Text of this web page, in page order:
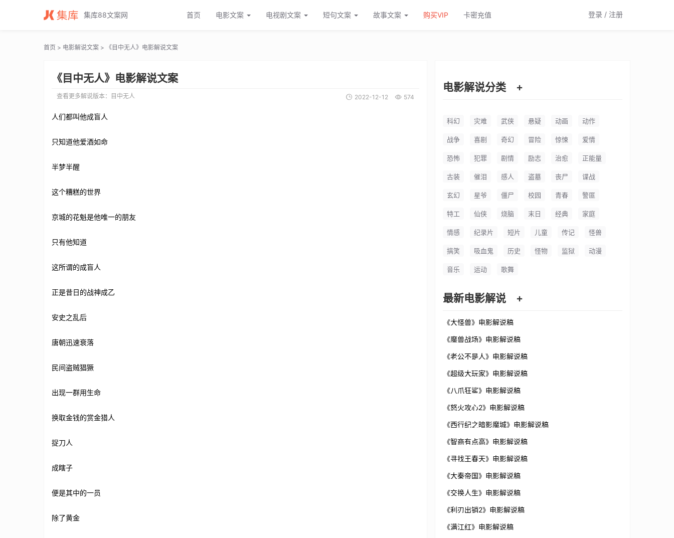
目中无人电影解说文案_目中无人电影解说词_目中无人电影解说稿
集库88文案网 首页 电影文案 电视剧文案 短句文案 故事文案 购买VIP 卡密充值 登录 / 注册
首页 > 电影解说文案 > 《目中无人》电影解说文案
《目中无人》电影解说文案
查看更多解说版本： 目中无人 2022-12-12 574
人们都叫他成盲人
只知道他爱酒如命
半梦半醒
这个糟糕的世界
京城的花魁是他唯一的朋友
只有他知道
这所谓的成盲人
正是昔日的战神成乙
安史之乱后
唐朝迅速衰落
民间盗贼猖獗
出现一群用生命
换取金钱的赏金猎人
捉刀人
成瞎子
便是其中的一员
除了黄金
电影解说分类 +
科幻 灾难 武侠 悬疑 动画 动作
战争 喜剧 奇幻 冒险 惊悚 爱情
恐怖 犯罪 剧情 励志 治愈 正能量
古装 催泪 感人 盗墓 丧尸 谍战
玄幻 星爷 僵尸 校园 青春 警匪
特工 仙侠 烧脑 末日 经典 家庭
情感 纪录片 短片 儿童 传记 怪兽
搞笑 吸血鬼 历史 怪物 监狱 动漫
音乐 运动 歌舞
最新电影解说 +
《大怪兽》电影解说稿
《魔兽战场》电影解说稿
《老公不是人》电影解说稿
《超级大玩家》电影解说稿
《八爪狂鲨》电影解说稿
《怒火攻心2》电影解说稿
《西行纪之暗影魔城》电影解说稿
《智商有点高》电影解说稿
《寻找王春天》电影解说稿
《大秦帝国》电影解说稿
《交换人生》电影解说稿
《利刃出销2》电影解说稿
《满江红》电影解说稿